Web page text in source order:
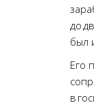
до
был
Его
в